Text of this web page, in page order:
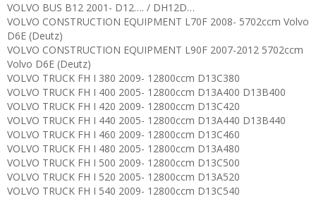
VOLVO BUS B12 2001- D12…. / DH12D…
VOLVO CONSTRUCTION EQUIPMENT L70F 2008- 5702ccm Volvo
D6E (Deutz)
VOLVO CONSTRUCTION EQUIPMENT L90F 2007-2012 5702ccm
Volvo D6E (Deutz)
VOLVO TRUCK FH I 380 2009- 12800ccm D13C380
VOLVO TRUCK FH I 400 2005- 12800ccm D13A400 D13B400
VOLVO TRUCK FH I 420 2009- 12800ccm D13C420
VOLVO TRUCK FH I 440 2005- 12800ccm D13A440 D13B440
VOLVO TRUCK FH I 460 2009- 12800ccm D13C460
VOLVO TRUCK FH I 480 2005- 12800ccm D13A480
VOLVO TRUCK FH I 500 2009- 12800ccm D13C500
VOLVO TRUCK FH I 520 2005- 12800ccm D13A520
VOLVO TRUCK FH I 540 2009- 12800ccm D13C540